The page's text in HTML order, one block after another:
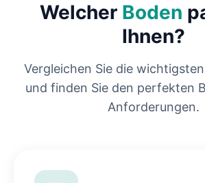
Welcher Boden
Ihnen?
Vergleichen Sie die
und finden Sie den perfekten
Anforderungen.